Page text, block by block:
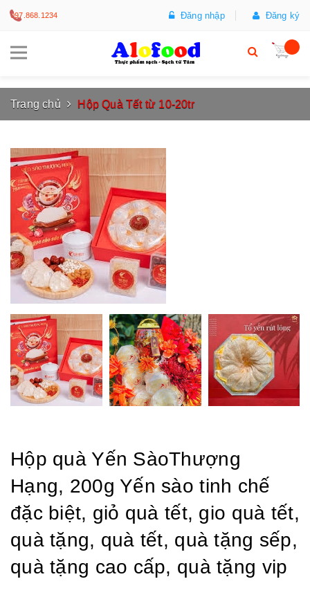
097.868.1234 Đăng nhập Đăng ký
Trang chủ Hộp Quà Tết từ 10-20tr
Hộp quà Yến SàoThượng
Hạng, 200g Yến sào tinh chế
đặc biệt, giỏ quà tết, gio quà tết,
quà tặng, quà tết, quà tặng sếp,
quà tặng cao cấp, quà tặng vip